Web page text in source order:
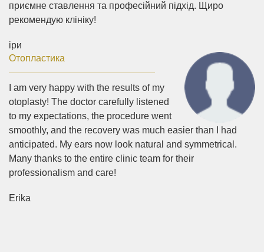
приємне ставлення та професійний підхід. Щиро
рекомендую клініку!
іри
Отопластика
I am very happy with the results of my
otoplasty! The doctor carefully listened
to my expectations, the procedure went
smoothly, and the recovery was much easier than I had
anticipated. My ears now look natural and symmetrical.
Many thanks to the entire clinic team for their
professionalism and care!
Erika